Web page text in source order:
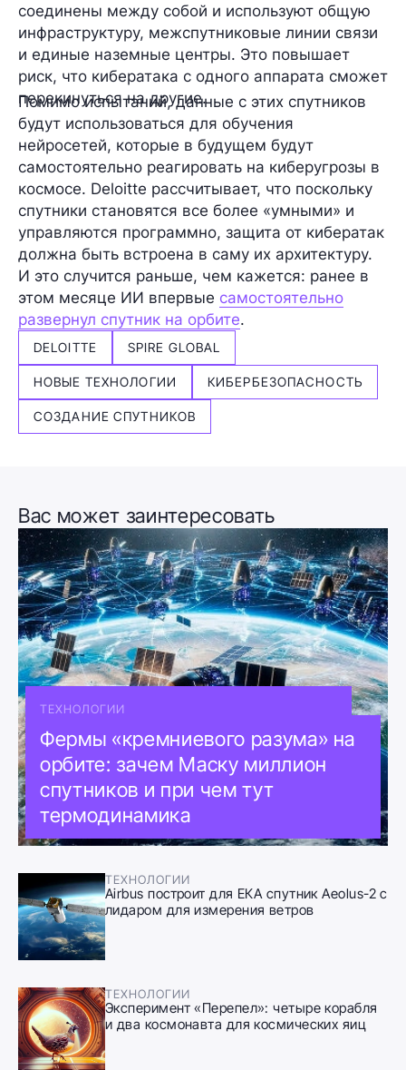
соединены между собой и используют общую
инфраструктуру, межспутниковые линии связи
и единые наземные центры. Это повышает
риск, что кибератака с одного аппарата сможет
перекинуться на другие.
Помимо испытаний, данные с этих спутников
будут использоваться для обучения
нейросетей, которые в будущем будут
самостоятельно реагировать на киберугрозы в
космосе. Deloitte рассчитывает, что поскольку
спутники становятся все более «умными» и
управляются программно, защита от кибератак
должна быть встроена в саму их архитектуру.
И это случится раньше, чем кажется: ранее в
этом месяце ИИ впервые самостоятельно
развернул спутник на орбите.
DELOITTE SPIRE GLOBAL
НОВЫЕ ТЕХНОЛОГИИ КИБЕРБЕЗОПАСНОСТЬ
СОЗДАНИЕ СПУТНИКОВ
Вас может заинтересовать
ТЕХНОЛОГИИ
Фермы «кремниевого разума» на
орбите: зачем Маску миллион
спутников и при чем тут
термодинамика
ТЕХНОЛОГИИ
Airbus построит для ЕКА спутник Aeolus-2 с
лидаром для измерения ветров
ТЕХНОЛОГИИ
Эксперимент «Перепел»: четыре корабля
и два космонавта для космических яиц